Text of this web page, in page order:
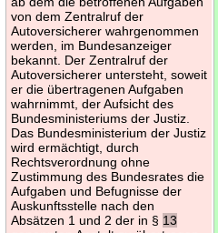
von dem Zentralruf der
Autoversicherer wahrgenommen
werden, im Bundesanzeiger
bekannt. Der Zentralruf der
Autoversicherer untersteht, soweit
er die übertragenen Aufgaben
wahrnimmt, der Aufsicht des
Bundesministeriums der Justiz.
Das Bundesministerium der Justiz
wird ermächtigt, durch
Rechtsverordnung ohne
Zustimmung des Bundesrates die
Aufgaben und Befugnisse der
Auskunftsstelle nach den
Absätzen 1 und 2 der in § 13